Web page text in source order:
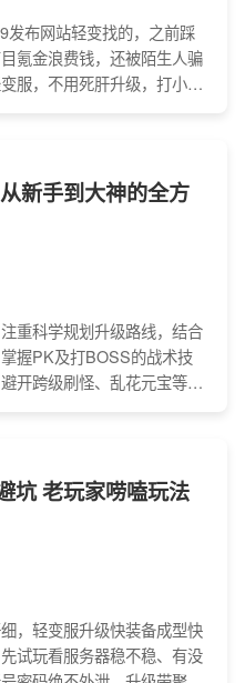
发布网站轻变找的，之前踩
氪金浪费钱，还被陌生人骗
服，不用死肝升级，打小
新手到大神的全方
重科学规划升级路线，结合
握PK及打BOSS的战术技
开跨级刷怪、乱花元宝等误
坑 老玩家唠嗑玩法
，轻变服升级快装备成型快
试玩看服务器稳不稳、有没